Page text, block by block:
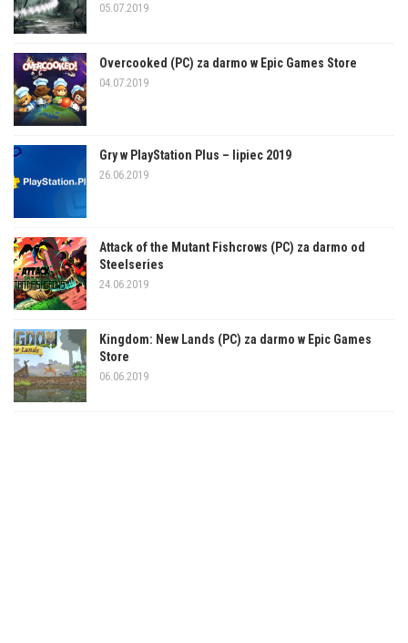
05.07.2019
Overcooked (PC) za darmo w Epic Games Store
04.07.2019
Gry w PlayStation Plus – lipiec 2019
26.06.2019
Attack of the Mutant Fishcrows (PC) za darmo od
Steelseries
24.06.2019
Kingdom: New Lands (PC) za darmo w Epic Games
Store
06.06.2019